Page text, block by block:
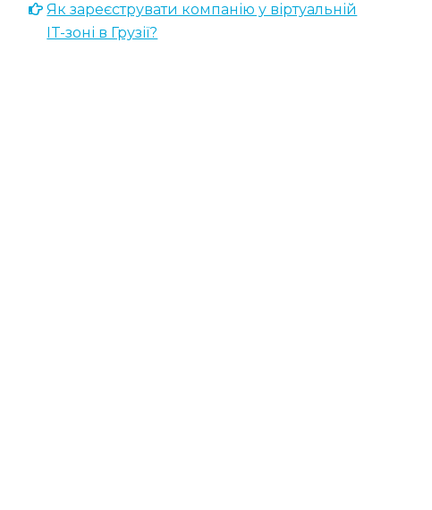
Як зареєструвати компанію у віртуальній
IT-зоні в Грузії?